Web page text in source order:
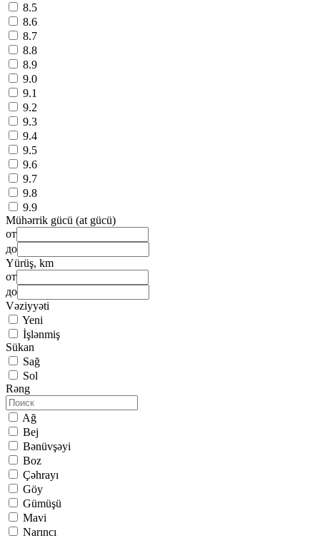
8.5
8.6
8.7
8.8
8.9
9.0
9.1
9.2
9.3
9.4
9.5
9.6
9.7
9.8
9.9
Mühərrik gücü (at gücü)
от
до
Yürüş, km
от
до
Vəziyyəti
Yeni
İşlənmiş
Sükan
Sağ
Sol
Rəng
Ağ
Bej
Bənüvşəyi
Boz
Çəhrayı
Göy
Gümüşü
Mavi
Narıncı